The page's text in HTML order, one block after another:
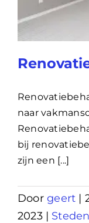
naar
bij
zijn een [...]
Doorgeert |
2023 | Steden